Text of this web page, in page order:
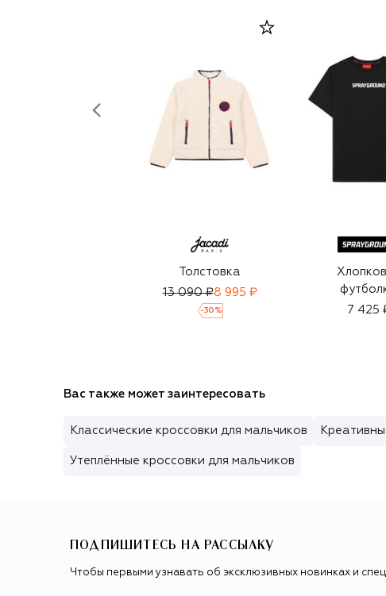
Толстовка
13 090 ₽8 995 ₽
-30 %
7 425
Вас также может заинтересовать
Классические кроссовки для мальчиков
Утеплённые кроссовки для мальчиков
ПОДПИШИТЕСЬ НА РАССЫЛКУ
Чтобы первыми узнавать об эксклюзивных новинках и